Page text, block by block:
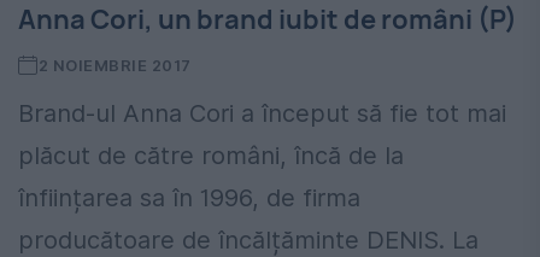
Anna Cori, un brand iubit de români (P)
2 NOIEMBRIE 2017
Brand-ul Anna Cori a început să fie tot mai
plăcut de către români, încă de la
înființarea sa în 1996, de firma
producătoare de încălțăminte DENIS. La